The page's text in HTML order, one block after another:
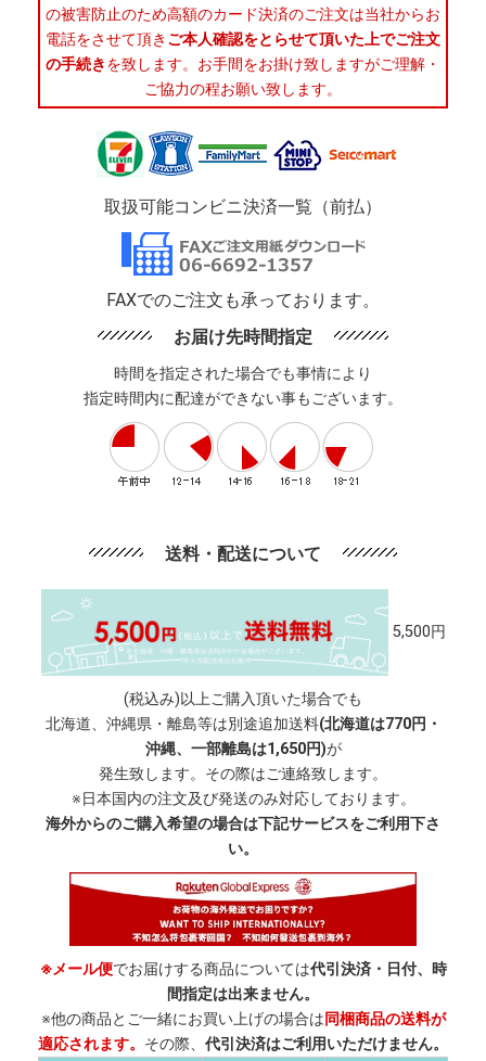
の被害防止のため高額のカード決済のご注文は当社からお
電話をさせて頂き ご本人確認をとらせて頂いた上でご注文
の手続きを致します。お手間をお掛け致しますがご理解・
ご協力の程お願い致します。
取扱可能コンビニ決済一覧（前払）
FAXでのご注文も承っております。
お届け先時間指定
時間を指定された場合でも事情により
指定時間内に配達ができない事もございます。
送料・配送について
5,500円
(税込み)以上ご購入頂いた場合でも
北海道、沖縄県・離島等は別途追加送料(北海道は770円・
沖縄、一部離島は1,650円)が
発生致します。その際はご連絡致します。
※日本国内の注文及び発送のみ対応しております。
海外からのご購入希望の場合は下記サービスをご利用下さ
い。
※メール便でお届けする商品については代引決済・日付、時
間指定は出来ません。
※他の商品とご一緒にお買い上げの場合は同梱商品の送料が
適応されます。 その際、 代引決済はご利用いただけません。